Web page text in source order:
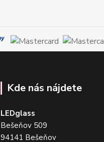
Kde nás nájdete
LEDglass
Bešeňov 509
94141 Bešeňov